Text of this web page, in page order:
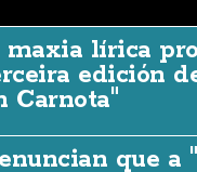
maxia
de
maxia lírica
edición
Carnota"
que a